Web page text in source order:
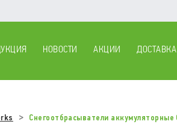
НОВОСТИ АКЦИИ ДОСТАВКА
Снегоотбрасыватели аккумуляторные